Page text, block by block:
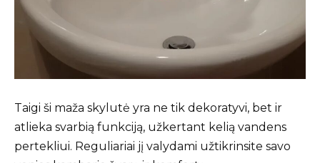
Taigi ši maža skylutė yra ne tik dekoratyvi, bet ir
atlieka svarbią funkciją, užkertant kelią vandens
pertekliui. Reguliariai jį valydami užtikrinsite savo